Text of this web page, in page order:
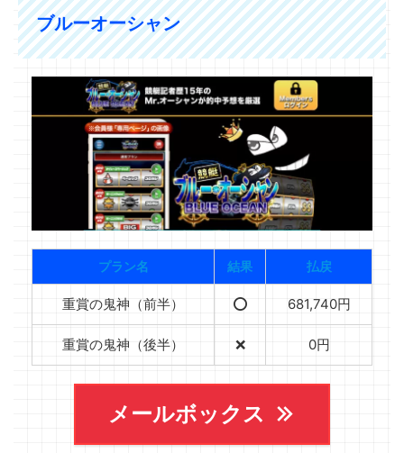
ブルーオーシャン
プラン名 結果 払戻
重賞の鬼神（前半） ⭕️ 681,740円
重賞の鬼神（後半） ❌ 0円
メールボックス